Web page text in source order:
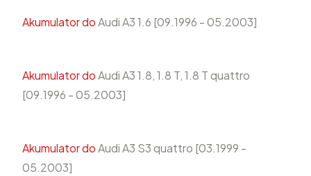
Akumulator doAudi A3 1.6 [09.1996 - 05.2003]
Akumulator doAudi A3 1.8, 1.8 T, 1.8 T quattro
[09.1996 - 05.2003]
Akumulator doAudi A3 S3 quattro [03.1999 -
05.2003]